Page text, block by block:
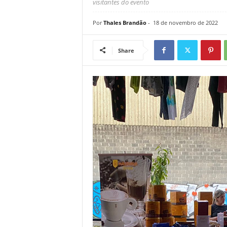
visitantes do evento
Por Thales Brandão- 18 de novembro de 2022
Share